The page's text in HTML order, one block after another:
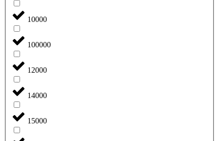
10000
100000
12000
14000
15000